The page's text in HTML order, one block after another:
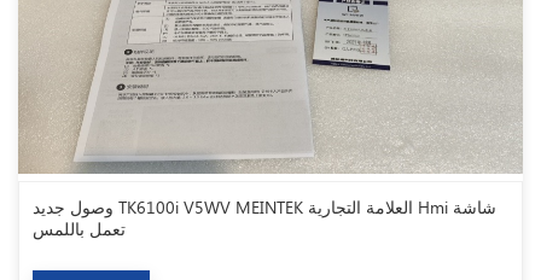
وصول جديد TK6100i V5WV MEINTEK العلامة التجارية Hmi شاشة
تعمل باللمس